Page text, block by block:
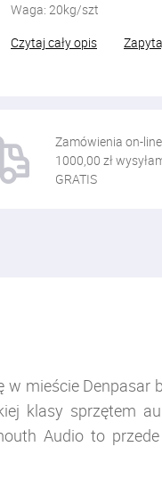
Waga: 20kg/szt
Czytaj cały opis
Zamówienia on-
1000,00 zł
GRATIS
mieście
klasy sprzętem
Audio to